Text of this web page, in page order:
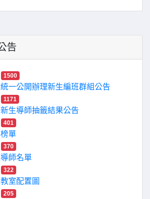
告
1500
一公開辦理新生編班群組公告
1171
生導師抽籤結果公告
401
單
370
師名單
322
室配置圖
205